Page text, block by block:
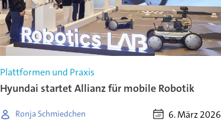
Plattformen und Praxis
Hyundai startet Allianz für mobile Robotik
Ronja Schmiedchen 6. März 2026